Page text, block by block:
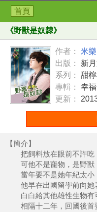
首頁
《野獸是奴隸》
作者：
米樂
出版：
新
系列：
甜
專輯：
幸
更新：
【簡介】
把飼料放在眼前不許吃
可他不是寵物，是野獸
當年要不是她年紀太小
他早在出國留學前向她
白白給其他雄性生物有
相隔十二年，回國後首